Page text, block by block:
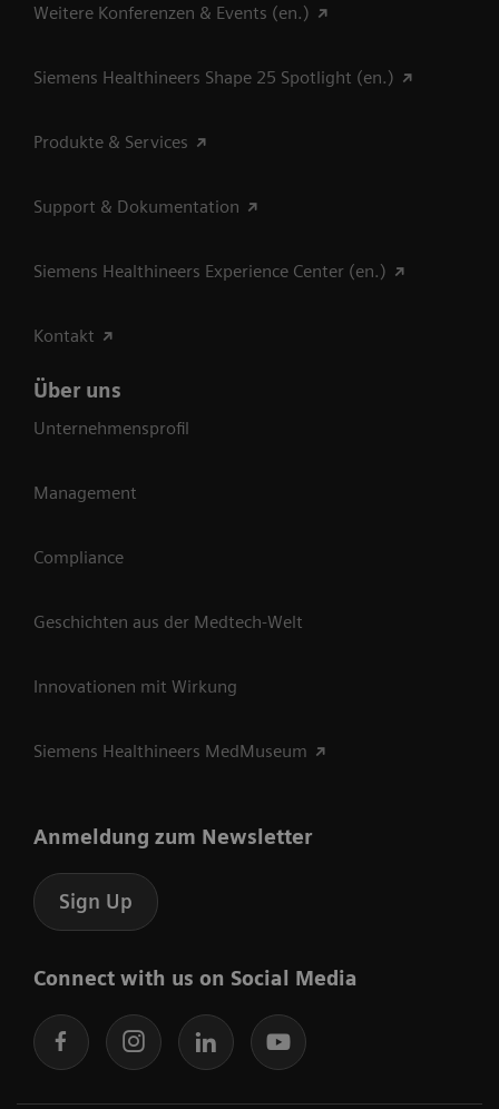
Weitere Konferenzen & Events (en.)
Siemens Healthineers Shape 25 Spotlight (en.)
Produkte & Services
Support & Dokumentation
Siemens Healthineers Experience Center (en.)
Kontakt
Über uns
Unternehmensprofil
Management
Compliance
Geschichten aus der Medtech-Welt
Innovationen mit Wirkung
Siemens Healthineers MedMuseum
Anmeldung zum Newsletter
Sign Up
Connect with us on Social Media